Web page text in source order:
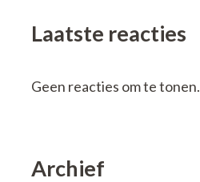
Laatste reacties
Geen reacties om te tonen.
Archief